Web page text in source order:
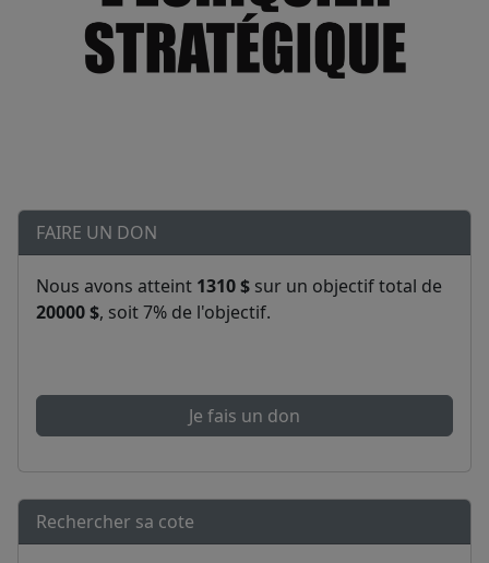
FAIRE UN DON
Nous avons atteint 1310 $ sur un objectif total de
20000 $, soit 7% de l'objectif.
Je fais un don
Rechercher sa cote